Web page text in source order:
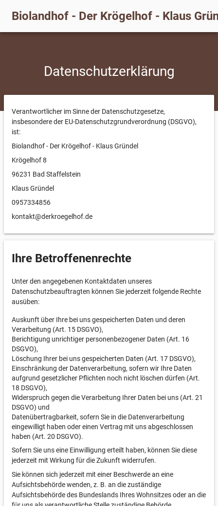
Biolandhof - Der Krögelhof - Klaus
Datenschutzerklärung
Verantwortlicher im Sinne der Datenschutzgesetze,
insbesondere der EU-Datenschutzgrundverordnung (DSGVO),
ist:
Biolandhof - Der Krögelhof - Klaus Gründel
Krögelhof 8
96231 Bad Staffelstein
Klaus Gründel
0957334856
kontakt@derkroegelhof.de
Ihre Betroffenenrechte
Unter den angegebenen Kontaktdaten unseres
Datenschutzbeauftragten können Sie jederzeit folgende Rechte
ausüben:
Auskunft über Ihre bei uns gespeicherten Daten und deren
Verarbeitung (Art. 15 DSGVO),
Berichtigung unrichtiger personenbezogener Daten (Art. 16
DSGVO),
Löschung Ihrer bei uns gespeicherten Daten (Art. 17 DSGVO),
Einschränkung der Datenverarbeitung, sofern wir Ihre Daten
aufgrund gesetzlicher Pflichten noch nicht löschen dürfen (Art.
18 DSGVO),
Widerspruch gegen die Verarbeitung Ihrer Daten bei uns (Art. 21
DSGVO) und
Datenübertragbarkeit, sofern Sie in die Datenverarbeitung
eingewilligt haben oder einen Vertrag mit uns abgeschlossen
haben (Art. 20 DSGVO).
Sofern Sie uns eine Einwilligung erteilt haben, können Sie diese
jederzeit mit Wirkung für die Zukunft widerrufen.
Sie können sich jederzeit mit einer Beschwerde an eine
Aufsichtsbehörde wenden, z. B. an die zuständige
Aufsichtsbehörde des Bundeslands Ihres Wohnsitzes oder an die